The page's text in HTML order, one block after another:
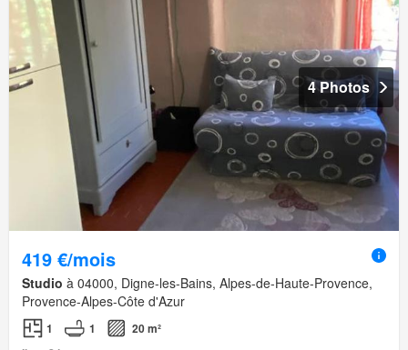
4 Photos
419 €/mois
Studio à 04000, Digne-les-Bains, Alpes-de-Haute-Provence,
Provence-Alpes-Côte d'Azur
1 1
20 m²